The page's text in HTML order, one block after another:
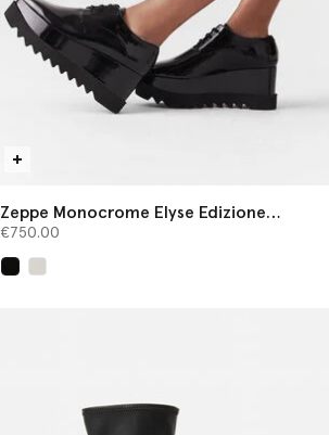
Zeppe Monocrome Elyse Edizione
Limitata
€750.00